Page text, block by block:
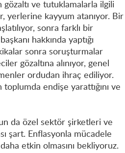
gözaltı ve tutuklamalarla ilgili
yerlerine kayyum atanıyor. Bir
sonra farklı bir
hakkında yaptığı
sonra soruşturmalar
gözaltına alınıyor, genel
ordudan ihraç ediliyor.
endişe yarattığını ve
da özel sektör şirketleri ve
şart. Enflasyonla mücadele
etkin olmasını bekliyoruz.